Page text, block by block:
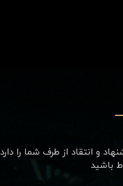
و انتقاد از طرف شما را دارد
باشید